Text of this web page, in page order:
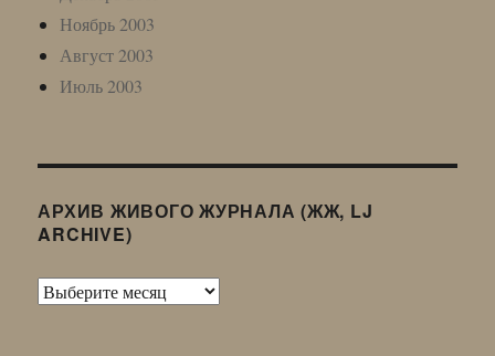
Ноябрь 2003
Август 2003
Июль 2003
АРХИВ ЖИВОГО ЖУРНАЛА (ЖЖ, LJ
ARCHIVE)
Архив